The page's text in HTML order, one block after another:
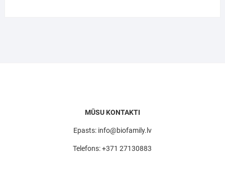
MŪSU KONTAKTI
Epasts: info@biofamily.lv
Telefons: +371 27130883